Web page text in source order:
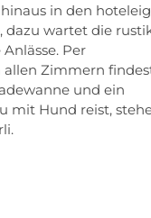
in den
dazu wartet die
Per
allen Zimmern
und ein
mit Hund reist,